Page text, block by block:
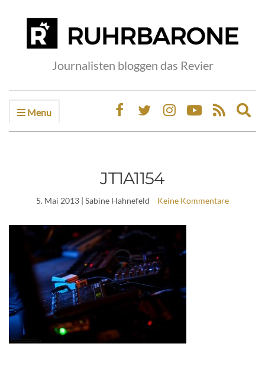
Journalisten bloggen das Revier
Menu
JT1A1154
5. Mai 2013 | Sabine Hahnefeld Keine Kommentare